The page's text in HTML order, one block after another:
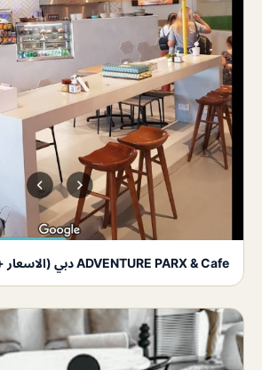
ADVENTURE PARX & Cafe دبي (الاسعار + المنيو + الموقع)